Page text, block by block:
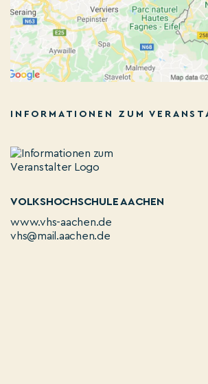
INFORMATIONEN ZUM
VOLKSHOCHSCHULE AACHEN
www.vhs-aachen.de
vhs@mail.aachen.de